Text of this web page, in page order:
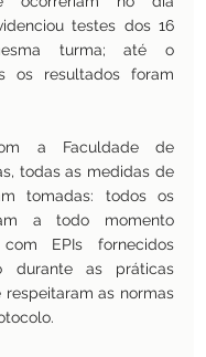
testes dos 16
turma; até o
os resultados foram
a Faculdade de
todas as medidas de
tomadas: todos os
a todo momento
com EPIs fornecidos
durante as práticas
respeitaram as normas